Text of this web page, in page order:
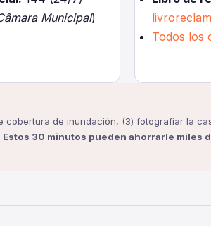
Municipal)
Todos los
cobertura de inundación, (3) fotografiar la
Estos 30 minutos pueden ahorrarle miles